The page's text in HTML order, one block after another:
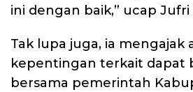
ini dengan baik,” ucap Jufri
Tak lupa juga, ia mengajak
kepentingan terkait dapat
bersama pemerintah